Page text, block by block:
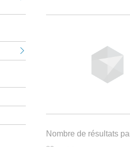
Nombre de résultats